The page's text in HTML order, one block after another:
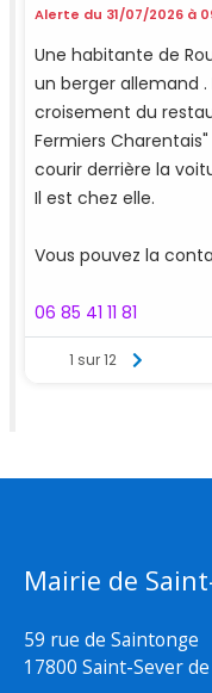
Mairie de
59 rue de Saintonge
17800 Saint-Sever